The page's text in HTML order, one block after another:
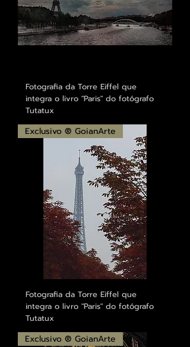
Fotografia da Torre Eiffel que
integra o livro "Paris" do fotógrafo
Tutatux
Exclusivo ® GoianArte
Fotografia da Torre Eiffel que
integra o livro "Paris" do fotógrafo
Tutatux
Exclusivo ® GoianArte